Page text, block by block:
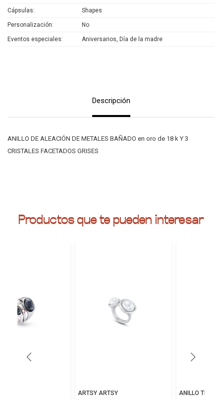
Cápsulas Shapes
Personalización No
Eventos especiales Aniversarios, Día de la madre
Descripción
ANILLO DE ALEACIÓN DE METALES BAÑADO en oro de 18 k Y 3
CRISTALES FACETADOS GRISES
Productos que te pueden interesar
ARTSY ARTSY
ANILLO TIPO